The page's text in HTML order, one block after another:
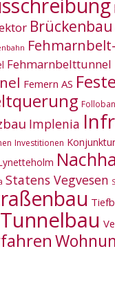
Brückenbau
Fehmarnbelttunnel
Femern AS Feste
Implenia
Investitionen Konjunktur
Statens Vegvesen
Tunnelbau